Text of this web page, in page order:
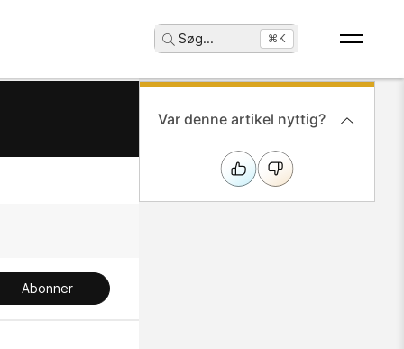
Søg... ⌘K
Abonner
Var denne artikel nyttig?